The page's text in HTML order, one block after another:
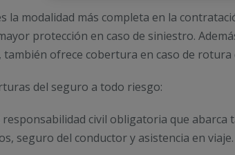
la modalidad más completa en la
protección en caso de siniestro.
ofrece cobertura en caso de rotura
del seguro a todo riesgo:
responsabilidad civil obligatoria que abarca
seguro del conductor y asistencia en viaje.